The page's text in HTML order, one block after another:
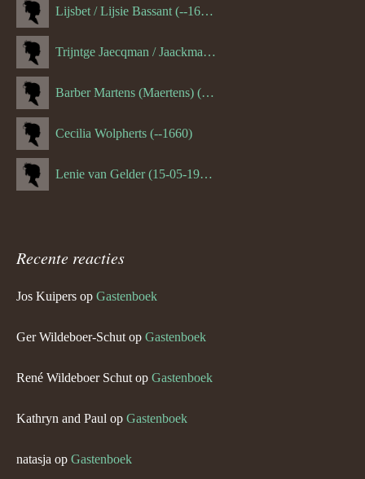
Lijsbet / Lijsie Bassant (--1687)
Trijntge Jaecqman / Jaackman (--1651)
Barber Martens (Maertens) (--1658)
Cecilia Wolpherts (--1660)
Lenie van Gelder (15-05-1970)
Recente reacties
Jos Kuipers op Gastenboek
Ger Wildeboer-Schut op Gastenboek
René Wildeboer Schut op Gastenboek
Kathryn and Paul op Gastenboek
natasja op Gastenboek